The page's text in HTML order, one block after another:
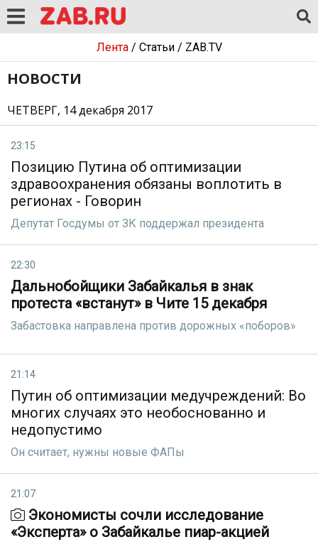
Лента/ Статьи/ ZAB.TV
НОВОСТИ
ЧЕТВЕРГ, 14 декабря 2017
23:15
Позицию Путина об оптимизации
здравоохранения обязаны воплотить в
регионах - Говорин
Депутат Госдумы от ЗК поддержал президента
22:30
Дальнобойщики Забайкалья в знак
протеста «встанут» в Чите 15 декабря
Забастовка направлена против дорожных «поборов»
21:14
Путин об оптимизации медучреждений: Во
многих случаях это необоснованно и
недопустимо
Он считает, нужны новые ФАПы
21:07
Экономисты сочли исследование
«Эксперта» о Забайкалье пиар-акцией